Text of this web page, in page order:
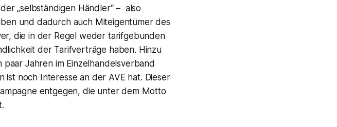
„selbständigen Händler“ – also
und dadurch auch Miteigentümer des
die in der Regel weder tarifgebunden
der Tarifverträge haben. Hinzu
Jahren im Einzelhandelsverband
noch Interesse an der AVE hat. Dieser
entgegen, die unter dem Motto